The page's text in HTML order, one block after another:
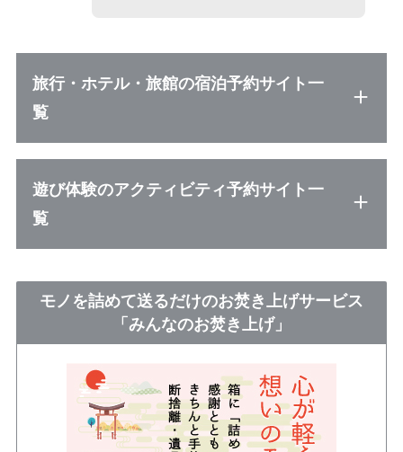
旅行・ホテル・旅館の宿泊予約サイト一
覧
遊び体験のアクティビティ予約サイト一
覧
モノを詰めて送るだけのお焚き上げサービス
「みんなのお焚き上げ」